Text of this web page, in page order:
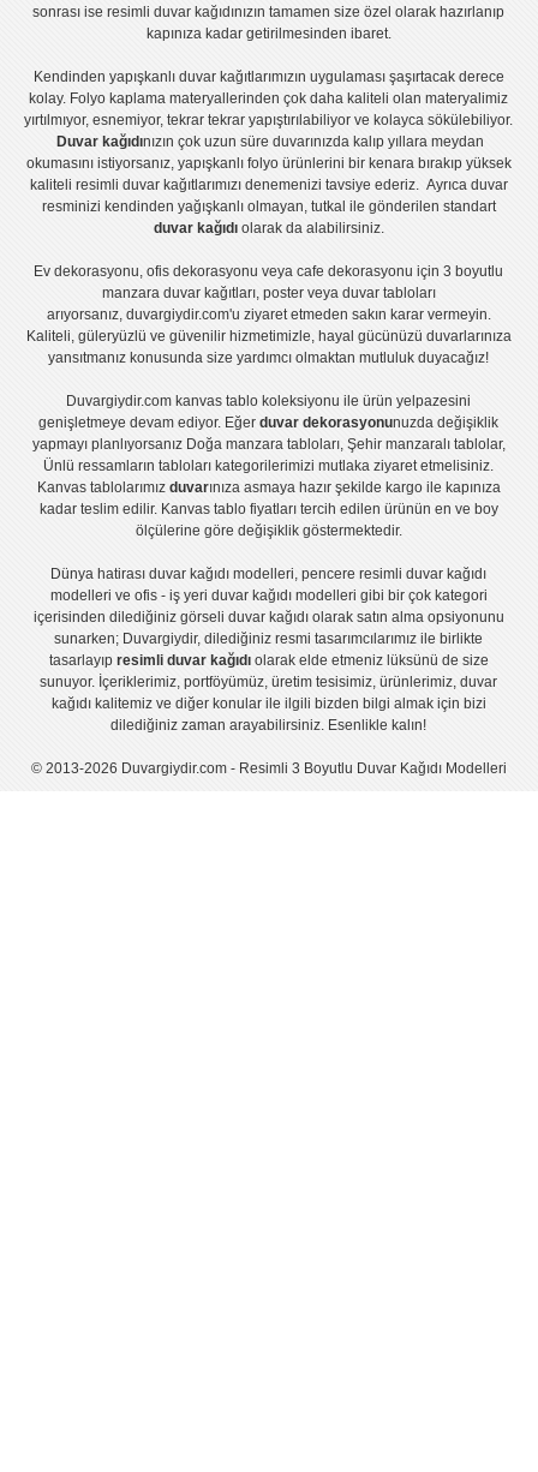
sonrası iseresimli duvar kağıdınızın tamamen size özel olarak hazırlanıp
kapınıza kadar getirilmesinden ibaret.
Kendinden yapışkanlı duvar kağıtlarımızın uygulamasışaşırtacak derece
kolay. Folyo kaplama materyallerinden çok daha kaliteli olanmateryalimiz
yırtılmıyor, esnemiyor, tekrar tekrar yapıştırılabiliyor ve kolayca sökülebiliyor.
Duvar kağıdınızın çok uzun süre duvarınızda kalıp yıllara meydan
okumasını istiyorsanız, yapışkanlı folyoürünlerini bir kenara bırakıp yüksek
kaliteli resimli duvar kağıtlarımızı denemenizi tavsiye ederiz. Ayrıca duvar
resminizi kendinden yağışkanlı olmayan, tutkal ile gönderilen standart
duvar kağıdıolarak da alabilirsiniz.
Ev dekorasyonu,ofis dekorasyonu veyacafe dekorasyonu için3 boyutlu
manzara duvar kağıtları, posterveya duvar tabloları
arıyorsanız, duvargiydir.com'u ziyaret etmeden sakın karar vermeyin.
Kaliteli, güleryüzlü ve güvenilir hizmetimizle, hayal gücünüzü duvarlarınıza
yansıtmanız konusunda size yardımcı olmaktan mutluluk duyacağız!
Duvargiydir.com kanvas tablo koleksiyonu ile ürün yelpazesini
genişletmeye devam ediyor. Eğerduvar dekorasyonunuzda değişiklik
yapmayı planlıyorsanız Doğa manzara tabloları, Şehir manzaralı tablolar,
Ünlü ressamların tabloları kategorilerimizi mutlaka ziyaret etmelisiniz.
Kanvas tablolarımız duvarınıza asmaya hazır şekilde kargo ile kapınıza
kadar teslim edilir. Kanvas tablo fiyatlarıtercih edilen ürünün en ve boy
ölçülerine göre değişiklik göstermektedir.
Dünya hatirası duvar kağıdı modelleri,pencere resimli duvar kağıdı
modelleri ve ofis - iş yeri duvar kağıdı modelleri gibi bir çok kategori
içerisinden dilediğiniz görseli duvar kağıdı olarak satın alma opsiyonunu
sunarken; Duvargiydir, dilediğiniz resmi tasarımcılarımız ile birlikte
tasarlayıp resimli duvar kağıdıolarak elde etmeniz lüksünü de size
sunuyor. İçeriklerimiz, portföyümüz, üretim tesisimiz, ürünlerimiz, duvar
kağıdı kalitemiz ve diğer konular ile ilgili bizden bilgi almak için bizi
dilediğiniz zaman arayabilirsiniz. Esenlikle kalın!
© 2013-2026 Duvargiydir.com - Resimli 3 Boyutlu Duvar Kağıdı Modelleri